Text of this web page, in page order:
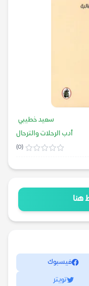
سعيد خطيبي
أدب الرحلات والترحال
(0)
هنا
فيسبوك
تويتر